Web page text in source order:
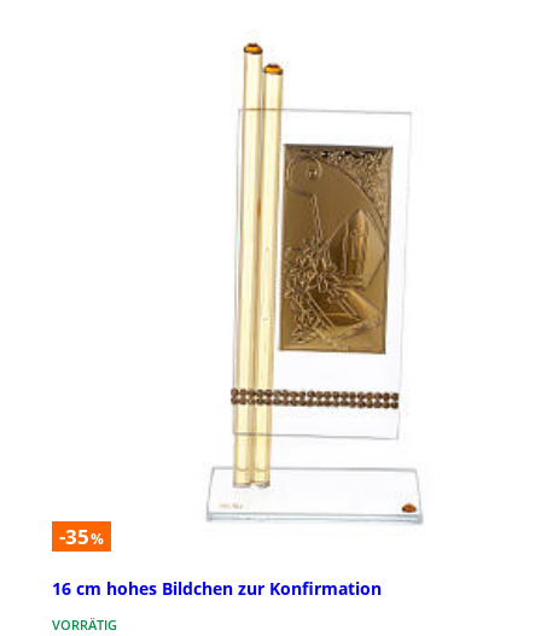
-35%
16 cm hohes Bildchen zur Konfirmation
VORRÄTIG